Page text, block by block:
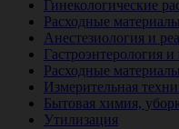
Гинекологические
Расходные
Анестезиология и
Гастроэнтерология
Расходные
Измерительная
Бытовая химия,
Утилизация